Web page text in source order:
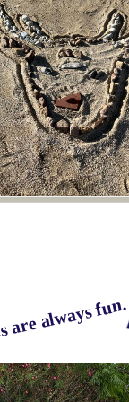
always fun.